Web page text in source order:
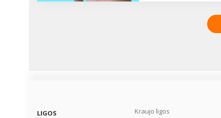
Galbūt kai kurios iš jų
LIGOS
Kraujo ligos